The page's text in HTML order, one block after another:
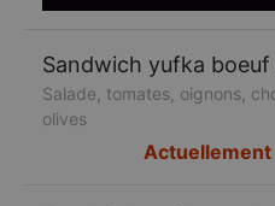
Sandwich yufka boeuf
Salade, tomates, oignons,
olives